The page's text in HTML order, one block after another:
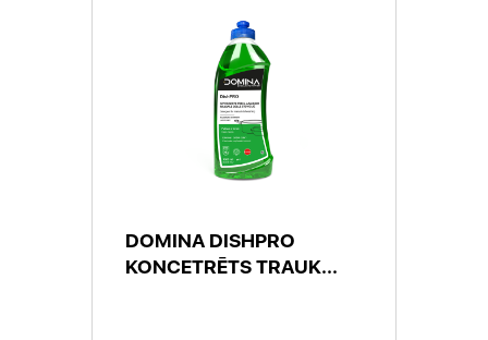
DOMINA DISHPRO
KONCETRĒTS TRAUK...